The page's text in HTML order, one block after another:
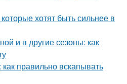
хотят быть сильнее в
и в другие сезоны: как
правильно вскапывать